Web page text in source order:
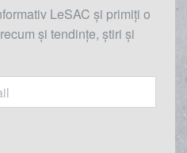
LeSAC și primiți o
și tendințe, știri și